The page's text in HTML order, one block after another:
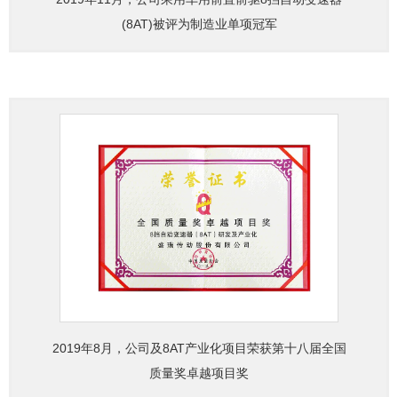
(8AT)被评为制造业单项冠军
2019年8月，公司及8AT产业化项目荣获第十八届全国
质量奖卓越项目奖